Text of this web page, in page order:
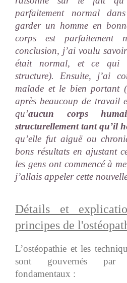
parfaitement normal
garder un homme en
corps est parfaitement
conclusion, j’ai voulu
était normal, et ce qui
structure). Ensuite, j’ai
malade et le bien portant
après beaucoup de travail
qu’aucun corps
structurellement tant qu’il
qu’elle fut aiguë ou
bons résultats en ajustant
les gens ont commencé à
j’allais appeler cette
Détails et
principes de
L’ostéopathie et les
sont gouvernés par
fondamentaux :